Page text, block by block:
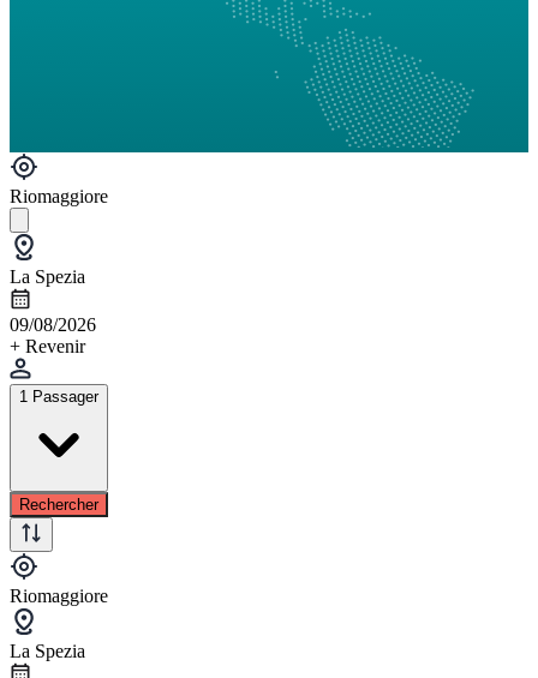
Riomaggiore
La Spezia
09/08/2026
+ Revenir
1 Passager
Rechercher
Riomaggiore
La Spezia